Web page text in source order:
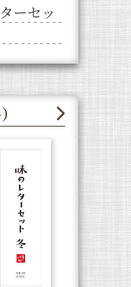
ーセッ